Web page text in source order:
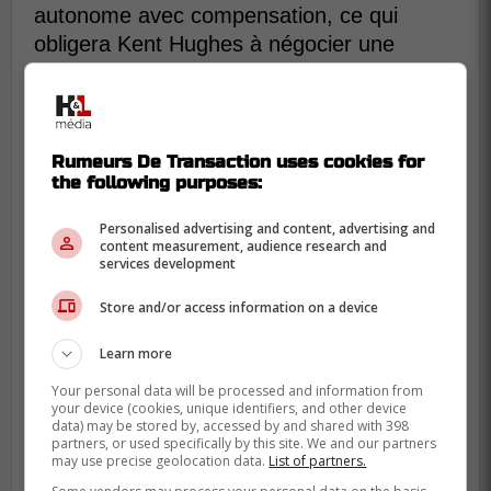
autonome avec compensation, ce qui
obligera Kent Hughes à négocier une
prochaines semaines.
Rumeurs De Transaction uses cookies for
the following purposes:
Personalised advertising and content, advertising and
content measurement, audience research and
services development
Store and/or access information on a device
Learn more
Your personal data will be processed and information from
your device (cookies, unique identifiers, and other device
data) may be stored by, accessed by and shared with 398
partners, or used specifically by this site. We and our partners
may use precise geolocation data. List of partners.